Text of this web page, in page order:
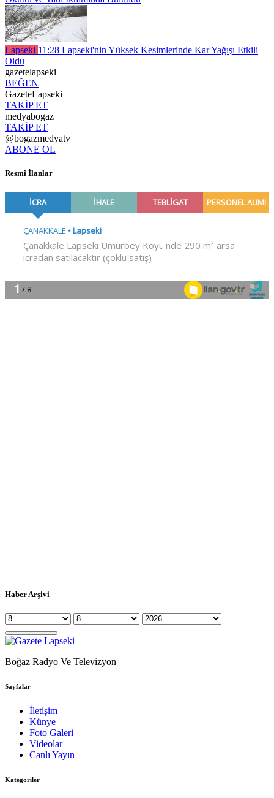
Lapseki 11:28 Lapseki'nin Yüksek Kesimlerinde Kar Yağışı Etkili
Oldu
gazetelapseki
BEĞEN
GazeteLapseki
TAKİP ET
medyabogaz
TAKİP ET
@bogazmedyatv
ABONE OL
Resmî İlanlar
Haber Arşivi
Boğaz Radyo Ve Televizyon
Sayfalar
İletişim
Künye
Foto Galeri
Videolar
Canlı Yayın
Kategoriler